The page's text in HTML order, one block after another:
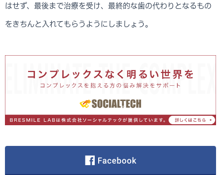
はせず、最後まで治療を受け、最終的な歯の代わりとなるもの
をきちんと入れてもらうようにしましょう。